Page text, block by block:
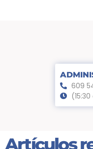
609
(15:30
Artículos